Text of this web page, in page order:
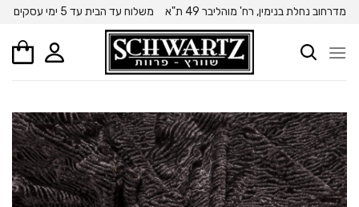
Skip
content
מדרחוב נחלת בנימין, רח' מוהליבר 49 ת"א משלוח עד הבית עד 5 ימי עסקים